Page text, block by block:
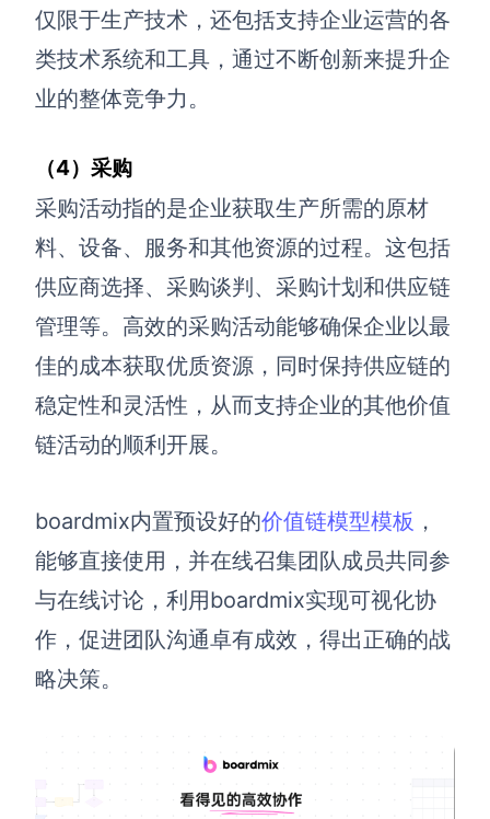
仅限于生产技术，还包括支持企业运营的各
类技术系统和工具，通过不断创新来提升企
业的整体竞争力。
（4）采购
采购活动指的是企业获取生产所需的原材
料、设备、服务和其他资源的过程。这包括
供应商选择、采购谈判、采购计划和供应链
管理等。高效的采购活动能够确保企业以最
佳的成本获取优质资源，同时保持供应链的
稳定性和灵活性，从而支持企业的其他价值
链活动的顺利开展。
boardmix内置预设好的价值链模型模板 ，
能够直接使用，并在线召集团队成员共同参
与在线讨论，利用boardmix实现可视化协
作，促进团队沟通卓有成效，得出正确的战
略决策。